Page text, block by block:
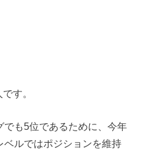
す。
も5位であるために、今年
ベルではポジションを維持